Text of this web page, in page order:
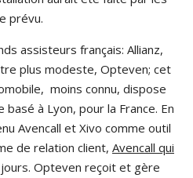
prévu.
assisteurs français: Allianz,
plus modeste, Opteven; cet
moins connu, dispose
à Lyon, pour la France. En
Avencall et Xivo comme outil
de relation client, Avencall qui
Opteven reçoit et gère